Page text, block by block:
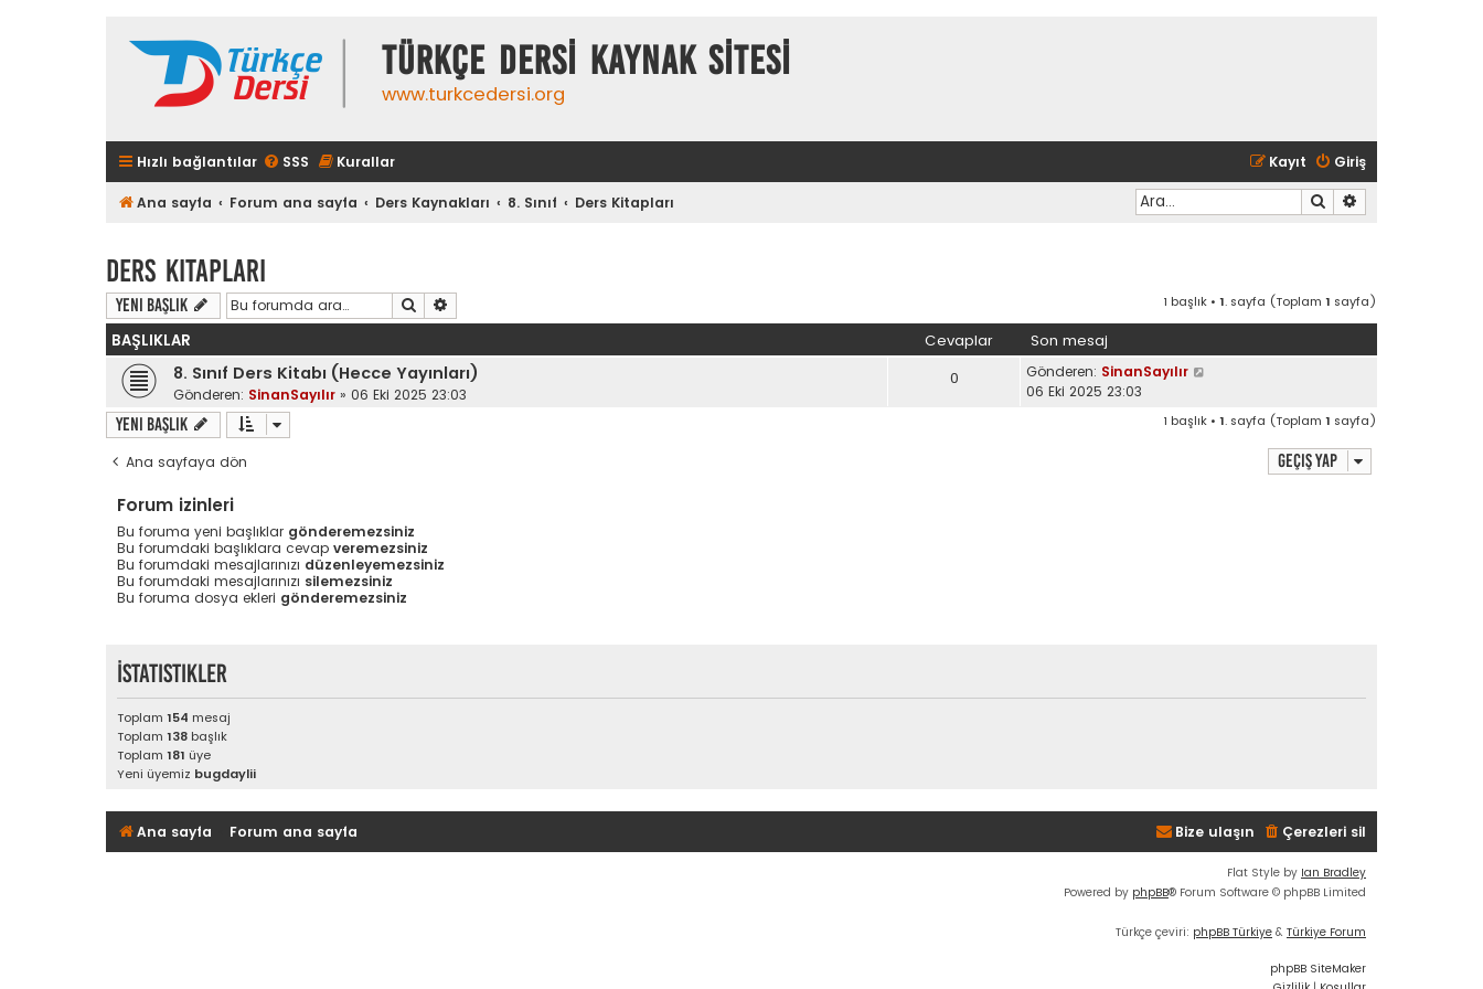
TÜRKÇE DERSİ KAYNAK SİTESİ
www.turkcedersi.org
Hızlı bağlantılar SSS Kurallar Giriş
Kayıt
Ana sayfa Forum ana sayfa Ders Kaynakları 8. Sınıf Ders Kitapları Ara
Ders Kitapları
Yeni Başlık Ara 1 başlık • 1. sayfa (Toplam 1 sayfa)
BAŞLIKLAR Cevaplar Son mesaj
8. Sınıf Ders Kitabı (Hecce Yayınları)
Gönderen: SinanSayılır » 06 Eki 2025 23:03
0 Gönderen: SinanSayılır
06 Eki 2025 23:03
Yeni Başlık 1 başlık • 1. sayfa (Toplam 1 sayfa)
Ana sayfaya dön Geçiş yap
Forum izinleri
Bu foruma yeni başlıklar gönderemezsiniz
Bu forumdaki başlıklara cevap veremezsiniz
Bu forumdaki mesajlarınızı düzenleyemezsiniz
Bu forumdaki mesajlarınızı silemezsiniz
Bu foruma dosya ekleri gönderemezsiniz
İstatistikler
Toplam 154 mesaj
Toplam 138 başlık
Toplam 181 üye
Yeni üyemiz bugdaylii
Ana sayfa Forum ana sayfa Çerezleri sil
Bize ulaşın
Flat Style by Ian Bradley
Powered by phpBB® Forum Software © phpBB Limited
Türkçe çeviri: phpBB Türkiye & Türkiye Forum
phpBB SiteMaker